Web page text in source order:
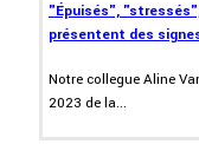
"Épuisés",
présentent des
Notre collegue Aline
2023 de la...